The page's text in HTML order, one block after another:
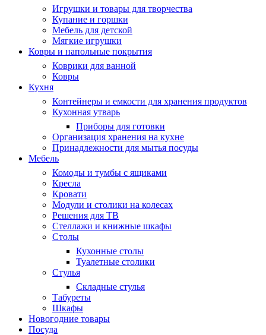
Игрушки и товары для творчества
Купание и горшки
Мебель для детской
Мягкие игрушки
Ковры и напольные покрытия
Коврики для ванной
Ковры
Кухня
Контейнеры и емкости для хранения продуктов
Кухонная утварь
Приборы для готовки
Организация хранения на кухне
Принадлежности для мытья посуды
Мебель
Комоды и тумбы с ящиками
Кресла
Кровати
Модули и столики на колесах
Решения для ТВ
Стеллажи и книжные шкафы
Столы
Кухонные столы
Туалетные столики
Стулья
Складные стулья
Табуреты
Шкафы
Новогодние товары
Посуда